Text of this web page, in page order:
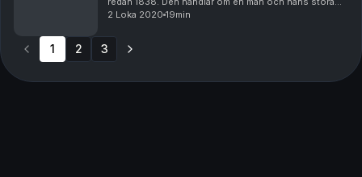
kärlek till sin fru Ligeia. En kärlek som gränsar till
2 Loka 2020 19min
1 2 3